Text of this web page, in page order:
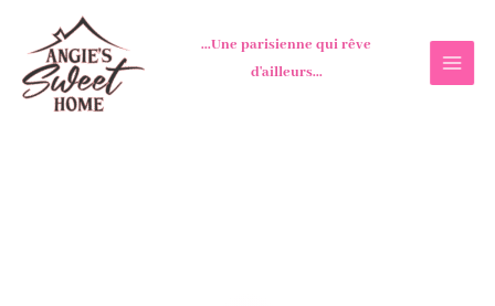
contenu
...Une parisienne qui rêve
d'ailleurs...